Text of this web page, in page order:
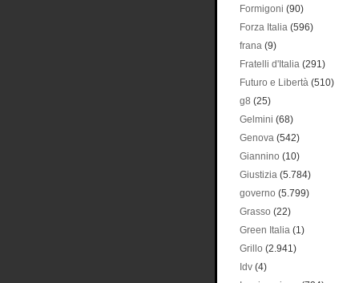
Formigoni (90)
Forza Italia (596)
frana (9)
Fratelli d'Italia (291)
Futuro e Libertà (510)
g8 (25)
Gelmini (68)
Genova (542)
Giannino (10)
Giustizia (5.784)
governo (5.799)
Grasso (22)
Green Italia (1)
Grillo (2.941)
Idv (4)